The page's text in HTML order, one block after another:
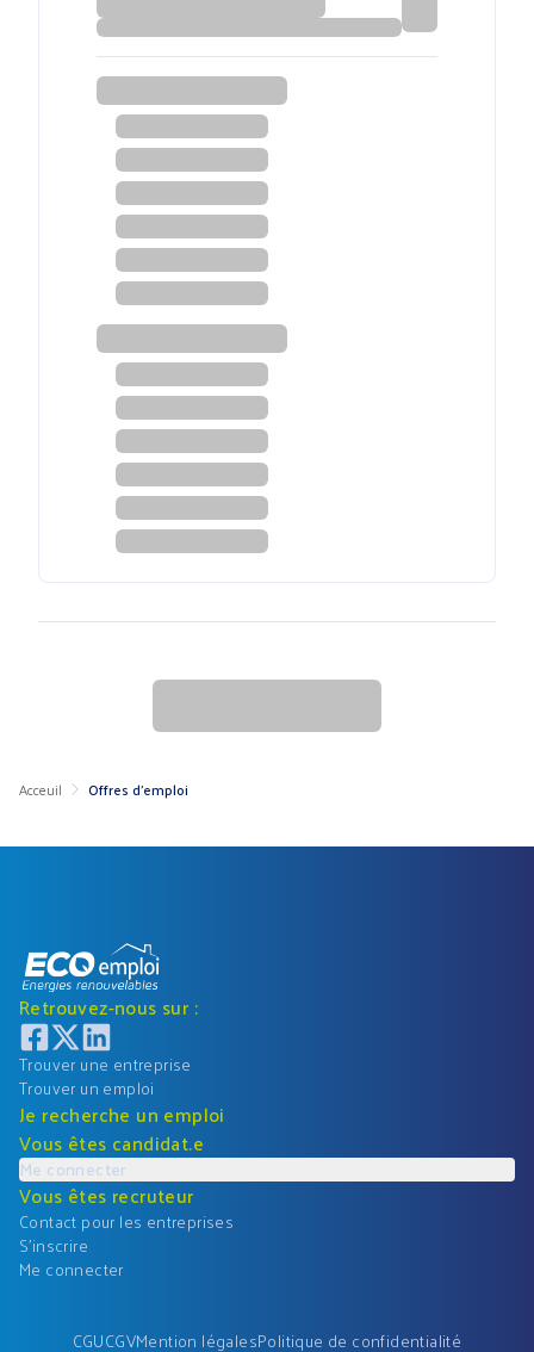
Acceuil Offres d'emploi
Retrouvez-nous sur :
Trouver une entreprise
Trouver un emploi
Je recherche un emploi
Vous êtes candidat.e
Me connecter
Vous êtes recruteur
Contact pour les entreprises
S'inscrire
Me connecter
CGUCGVMention légalesPolitique de confidentialité